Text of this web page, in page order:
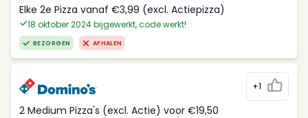
Elke 2e Pizza vanaf €3,99 (excl. Actiepizza)
18 oktober 2024 bijgewerkt, code werkt!
BEZORGEN AFHALEN
+1
2 Medium Pizza's (excl. Actie) voor €19,50